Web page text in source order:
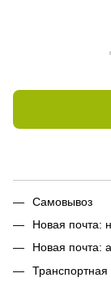
Самовывоз
Новая почта:
Новая почта: